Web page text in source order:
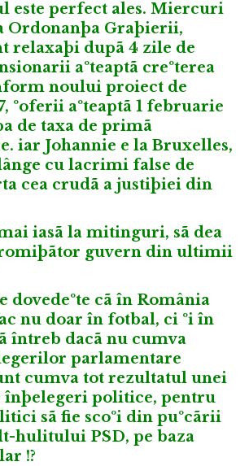
este perfect ales. Miercuri
Ordonanþa Graþierii,
relaxaþi dupã 4 zile de
aºteaptã creºterea
noului proiect de
ºoferii aºteaptã 1 februarie
de taxa de primã
iar Johannie e la Bruxelles,
cu lacrimi false de
cea crudã a justiþiei din
iasã la mitinguri, sã dea
guvern din ultimii
dovedeºte cã în România
nu doar în fotbal, ci ºi în
întreb dacã nu cumva
parlamentare
cumva tot rezultatul unei
înþelegeri politice, pentru
sã fie scoºi din puºcãrii
hulitului PSD, pe baza
!?